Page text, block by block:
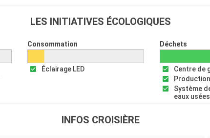
LES INITIATIVES ÉCOLOGIQUES
Consommation
Éclairage LED
Déchets
Centre de
Système
eaux usées
INFOS CROISIÈRE